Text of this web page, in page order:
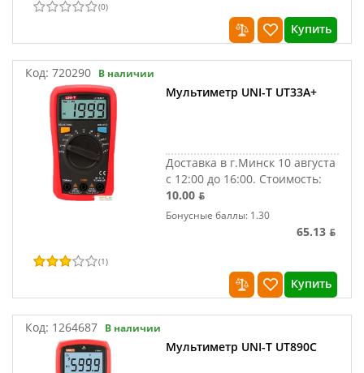
(0)
Купить
Код: 720290 В наличии
Мультиметр UNI-T UT33A+
Доставка в г.Минск 10 августа
с 12:00 до 16:00. Стоимость:
10.00 ƃ
Бонусные баллы: 1.30
65.13 ƃ
(1)
Купить
Код: 1264687 В наличии
Мультиметр UNI-T UT890C